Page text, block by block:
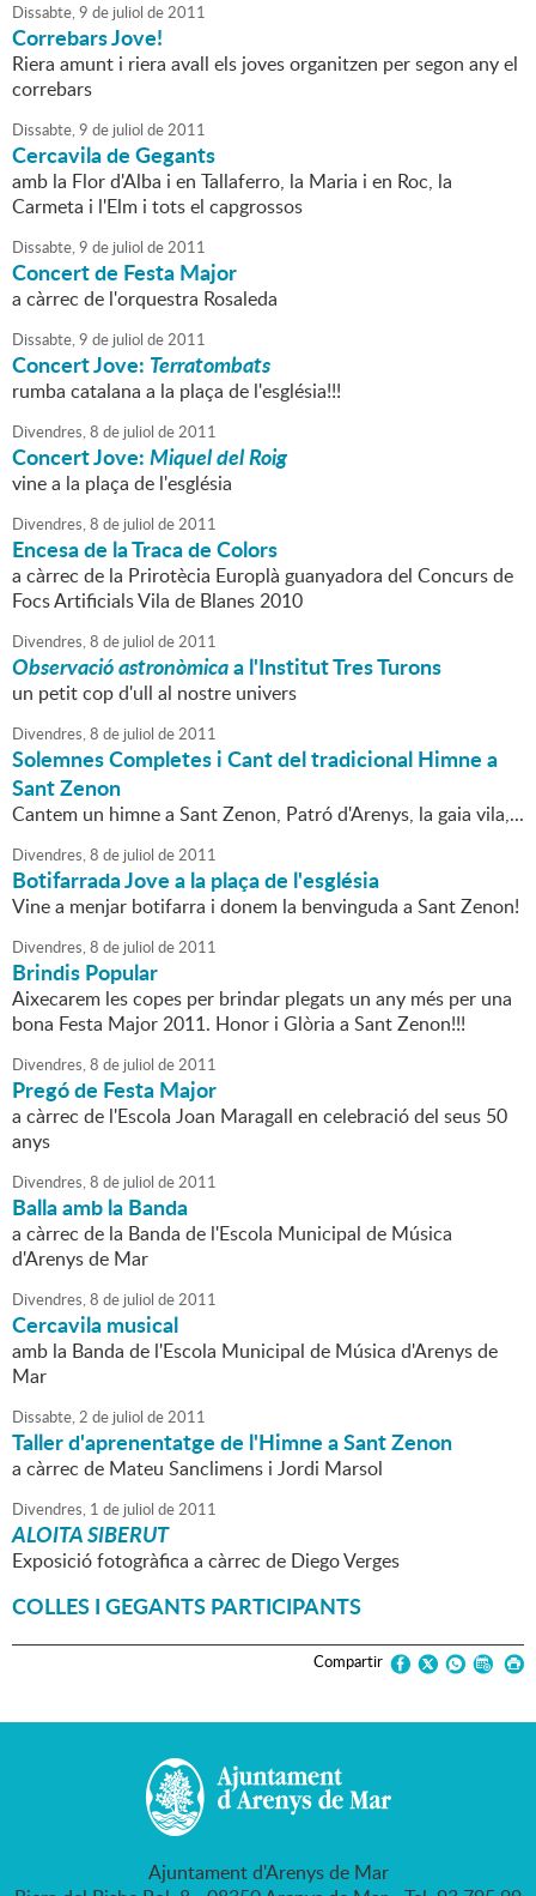
Dissabte,9 de juliol de2011
Correbars Jove!
Riera amunt i riera avall els joves organitzen per segon any el
correbars
Dissabte,9 de juliol de2011
Cercavila de Gegants
amb la Flor d'Alba i en Tallaferro, la Maria i en Roc, la
Carmeta i l'Elm i tots el capgrossos
Dissabte,9 de juliol de2011
Concert de Festa Major
a càrrec de l'orquestra Rosaleda
Dissabte,9 de juliol de2011
Concert Jove: Terratombats
rumba catalana a la plaça de l'església!!!
Divendres,8 de juliol de2011
Concert Jove:Miquel del Roig
vine a la plaça de l'església
Divendres,8 de juliol de2011
Encesa de la Traca de Colors
a càrrec de la Prirotècia Europlà guanyadora del Concurs de
Focs Artificials Vila de Blanes 2010
Divendres,8 de juliol de2011
Observació astronòmicaa l'Institut Tres Turons
un petit cop d'ull al nostre univers
Divendres,8 de juliol de2011
Solemnes Completes i Cant del tradicional Himne a
Sant Zenon
Cantem un himne a Sant Zenon, Patró d'Arenys, la gaia vila,...
Divendres,8 de juliol de2011
Botifarrada Jove a la plaça de l'església
Vine a menjar botifarra i donem la benvinguda a Sant Zenon!
Divendres,8 de juliol de2011
Brindis Popular
Aixecarem les copes per brindar plegats un any més per una
bona Festa Major 2011. Honor i Glòria a Sant Zenon!!!
Divendres,8 de juliol de2011
Pregó de Festa Major
a càrrec de l'Escola Joan Maragall en celebració del seus 50
anys
Divendres,8 de juliol de2011
Balla amb la Banda
a càrrec de la Banda de l'Escola Municipal de Música
d'Arenys de Mar
Divendres,8 de juliol de2011
Cercavila musical
amb la Banda de l'Escola Municipal de Música d'Arenys de
Mar
Dissabte,2 de juliol de2011
Taller d'aprenentatge de l'Himne a Sant Zenon
a càrrec de Mateu Sanclimens i Jordi Marsol
Divendres, 1 de juliol de2011
ALOITA SIBERUT
Exposició fotogràfica a càrrec de Diego Verges
COLLES I GEGANTS PARTICIPANTS
Compartir
Ajuntament d'Arenys de Mar